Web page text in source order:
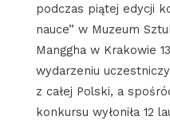
podczas piątej edycji
nauce” w Muzeum
Manggha w Krakowie
wydarzeniu
z całej Polski, a
konkursu wyłoniła 12